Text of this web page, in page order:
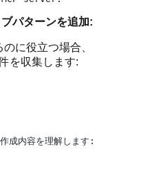
パターンを追加:
に役立つ場合、
を収集します:
内容を理解します: